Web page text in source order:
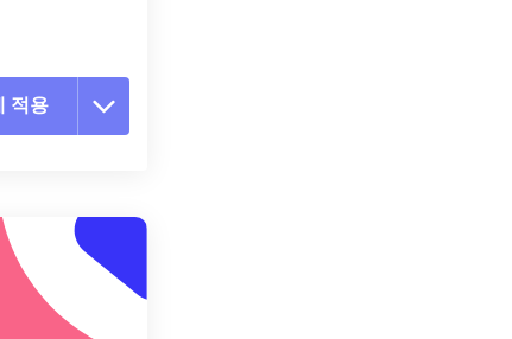
적용
에서 적용
으로 저장